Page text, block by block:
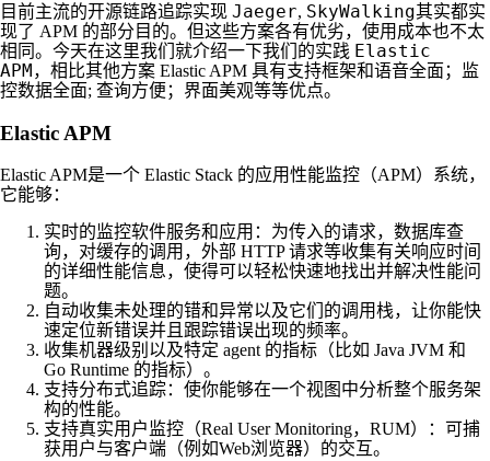
目前主流的开源链路追踪实现 Jaeger, SkyWalking其实都实
现了 APM 的部分目的。但这些方案各有优劣，使用成本也不太
相同。今天在这里我们就介绍一下我们的实践 Elastic
APM ，相比其他方案 Elastic APM 具有支持框架和语音全面；监
控数据全面; 查询方便；界面美观等等优点。
Elastic APM
Elastic APM是一个 Elastic Stack 的应用性能监控（APM）系统，
它能够：
实时的监控软件服务和应用：为传入的请求，数据库查
询，对缓存的调用，外部 HTTP 请求等收集有关响应时间
的详细性能信息，使得可以轻松快速地找出并解决性能问
题。
自动收集未处理的错和异常以及它们的调用栈，让你能快
速定位新错误并且跟踪错误出现的频率。
收集机器级别以及特定 agent 的指标（比如 Java JVM 和
Go Runtime 的指标）。
支持分布式追踪：使你能够在一个视图中分析整个服务架
构的性能。
支持真实用户监控（Real User Monitoring，RUM）：可捕
获用户与客户端（例如Web浏览器）的交互。